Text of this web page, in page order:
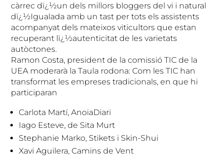
càrrec dï¿½un dels millors bloggers del vi i natural
dï¿½Igualada amb un tast per tots els assistents
acompanyat dels mateixos viticultors que estan
recuperant lï¿½autenticitat de les varietats
autòctones.
Ramon Costa, president de la comissió TIC de la
UEA moderarà la Taula rodona: Com les TIC han
transformat les empreses tradicionals, en que hi
participaran
Carlota Martí, AnoiaDiari
Iago Esteve, de Sita Murt
Stephanie Marko, Stikets i Skin-Shui
Xavi Aguilera, Camins de Vent